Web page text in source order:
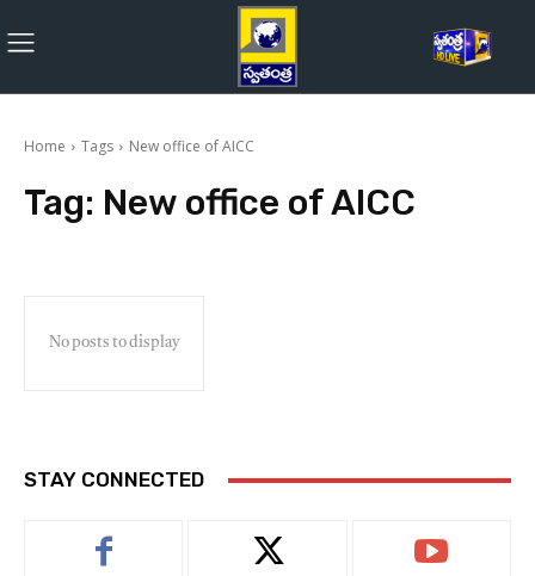
Home Tags New office of AICC
Tag: New office of AICC
No posts to display
STAY CONNECTED